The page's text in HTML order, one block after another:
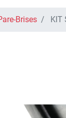
Brises KIT